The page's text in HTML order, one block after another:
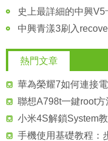
史上最詳細的中興V5
中興青漾3刷入
熱門文章
華為榮耀7如何連接
聯想A798t一鍵root方